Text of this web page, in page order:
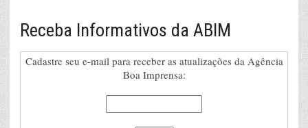
Receba Informativos da ABIM
Cadastre seu e-mail para receber as atualizações da Agência
Boa Imprensa: